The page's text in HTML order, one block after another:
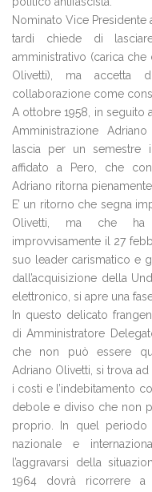
Nominato Vice Presidente
tardi chiede di
amministrativo (carica che
Olivetti), ma accetta
collaborazione come
A ottobre 1958, in seguito
Amministrazione
lascia per un semestre
affidato a Pero, che
Adriano ritorna
E’ un ritorno che segna
Olivetti, ma che ha
improvvisamente il 27
suo leader carismatico e
dall’acquisizione della
elettronico, si apre una
In questo delicato
di Amministratore
che non può essere
Adriano Olivetti, si trova
i costi e l’indebitamento
debole e diviso che non
proprio. In quel periodo
nazionale e
l’aggravarsi della
1964 dovrà ricorrere a